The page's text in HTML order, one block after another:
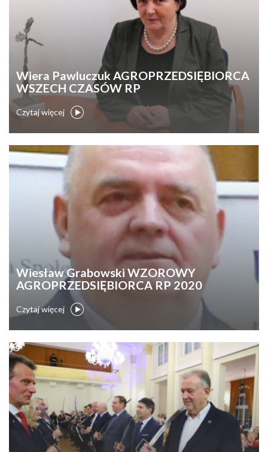
Wiera Pawluczuk AGROPRZEDSIĘBIORCA
WSZECH CZASÓW RP
Czytaj więcej
Wiesław Grabowski WZOROWY
AGROPRZEDSIĘBIORCA RP 2020
Czytaj więcej